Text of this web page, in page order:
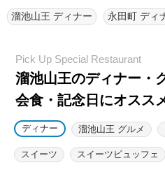
溜池山王 ディナー 永田町 ディ
溜池山王のディナー・
会食・記念日にオスス
ディナー 溜池山王 グルメ
スイーツ スイーツビュッフェ